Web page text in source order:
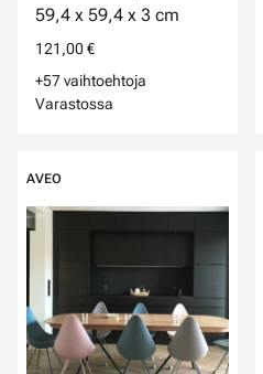
59,4 x 59,4 x 3 cm
121,00 €
+57 vaihtoehtoja
Varastossa
AVEO